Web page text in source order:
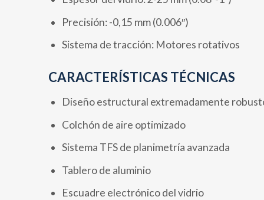
Precisión: -0,15 mm (0.006″)
Sistema de tracción: Motores rotativos
CARACTERÍSTICAS TÉCNICAS
Diseño estructural extremadamente
Colchón de aire optimizado
Sistema TFS de planimetría avanzada
Tablero de aluminio
Escuadre electrónico del vidrio